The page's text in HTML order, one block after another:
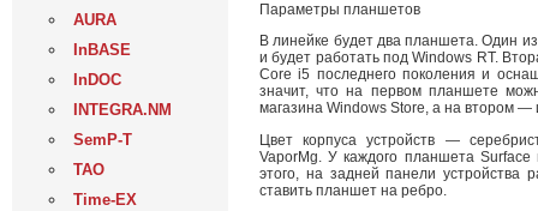
AURA
InBASE
InDOC
INTEGRA.NM
SemP-T
ТАО
Time-EX
Параметры планшетов
В линейке будет два планшета. Один
и будет работать под Windows RT.
Core i5 последнего поколения и
значит, что на первом планшете
магазина Windows Store, а на втором
Цвет корпуса устройств —
VaporMg. У каждого планшета
этого, на задней панели устройства
ставить планшет на ребро.